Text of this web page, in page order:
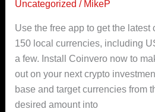
Uncategorized / MikeP
Use the free app to get the latest
150 local currencies, including
a few. Install Coinvero now to
out on your next crypto
base and target currencies from
desired amount into
Definition